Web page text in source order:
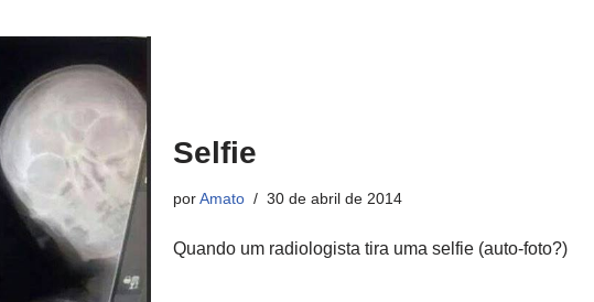
Selfie
porAmato 30 de abril de 2014
Quando um radiologista tira uma selfie (auto-foto?)